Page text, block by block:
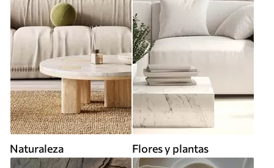
Naturaleza Flores y plantas